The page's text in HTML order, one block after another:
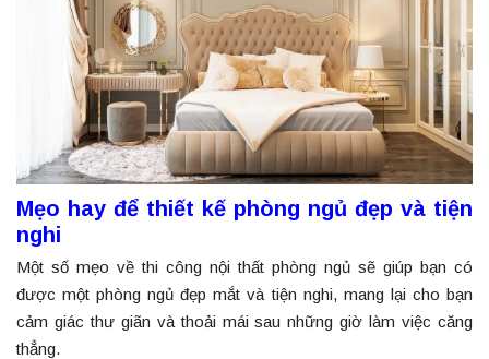
Mẹo hay để thiết kế phòng ngủ đẹp và tiện
nghi
Một số mẹo về thi công nội thất phòng ngủ sẽ giúp bạn có
được một phòng ngủ đẹp mắt và tiện nghi, mang lại cho bạn
cảm giác thư giãn và thoải mái sau những giờ làm việc căng
thẳng.